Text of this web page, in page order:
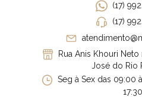
(17)
(17)
Rua Anis Khouri Neto
José do Rio
Seg à Sex das 09:00
17:30